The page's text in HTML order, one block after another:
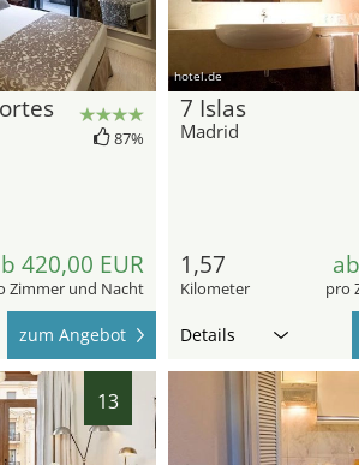
87%
420,00 EUR
Zimmer und Nacht
zum Angebot
hotel.de
7 Islas
Madrid
1,57
Kilometer pro
Details
13